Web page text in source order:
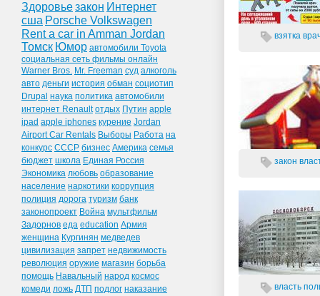
Здоровьезакон Интернет
сша Porsche Volkswagen
Rent a car in Amman Jordan
Томск Юмор автомобили Toyota
социальная сеть фильмы онлайн
Warner Bros. Mr. Freeman суд алкоголь
авто деньги история обман социотип
Drupal наука политика автомобили
интернет Renault отдых Путин apple
ipad apple iphones курение Jordan
Airport Car Rentals Выборы Работа на
конкурс СССР бизнес Америка семья
бюджет школа Единая Россия
Экономика любовь образование
население наркотики коррупция
полиция дорога туризм банк
законопроект Война мультфильм
Задорнов еда education Армия
женщина Кургинян медведев
цивилизация запрет недвижимость
революция оружие магазин борьба
помощь Навальный народ космос
комеди ложь ДТП подлог наказание
взятка
закон
власть